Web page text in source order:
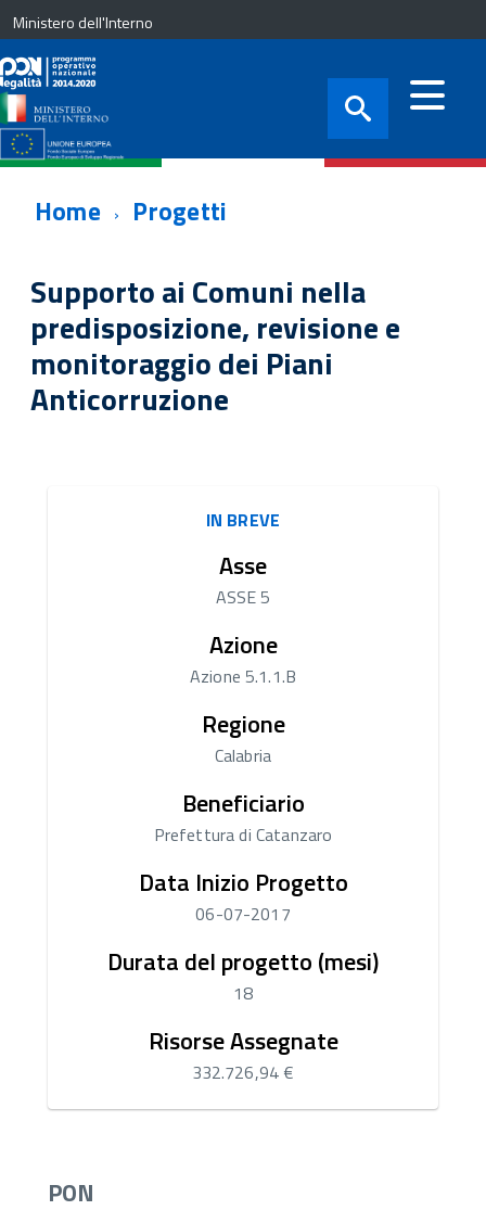
Ministero dell'Interno
Home Progetti
Supporto ai Comuni nella
predisposizione, revisione e
monitoraggio dei Piani
Anticorruzione
IN BREVE
Asse
ASSE 5
Azione
Azione 5.1.1.B
Regione
Calabria
Beneficiario
Prefettura di Catanzaro
Data Inizio Progetto
06-07-2017
Durata del progetto (mesi)
18
Risorse Assegnate
332.726,94 €
PON